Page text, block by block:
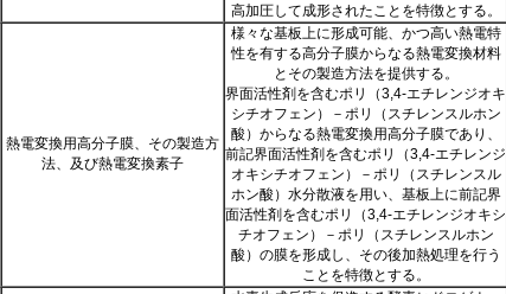
高加圧して成形されたことを特徴とする。
熱電変換用高分子膜、その製造方
法、及び熱電変換素子
様々な基板上に形成可能、かつ高い熱電特
性を有する高分子膜からなる熱電変換材料
とその製造方法を提供する。
界面活性剤を含むポリ（3,4-エチレンジオキ
シチオフェン）－ポリ（スチレンスルホン
酸）からなる熱電変換用高分子膜であり、
前記界面活性剤を含むポリ（3,4-エチレンジ
オキシチオフェン）－ポリ（スチレンスル
ホン酸）水分散液を用い、基板上に前記界
面活性剤を含むポリ（3,4-エチレンジオキシ
チオフェン）－ポリ（スチレンスルホン
酸）の膜を形成し、その後加熱処理を行う
ことを特徴とする。